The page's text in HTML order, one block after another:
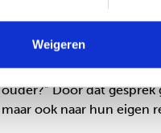
Weigeren
helpt: wat fijn dat je dat
hij wilde graag in een
wij terug naar dat rode
ouder?” Door dat
maar ook naar hun eigen